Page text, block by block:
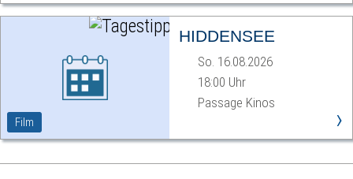
Film
HIDDENSEE
So. 16.08.2026
18:00 Uhr
Passage Kinos
›